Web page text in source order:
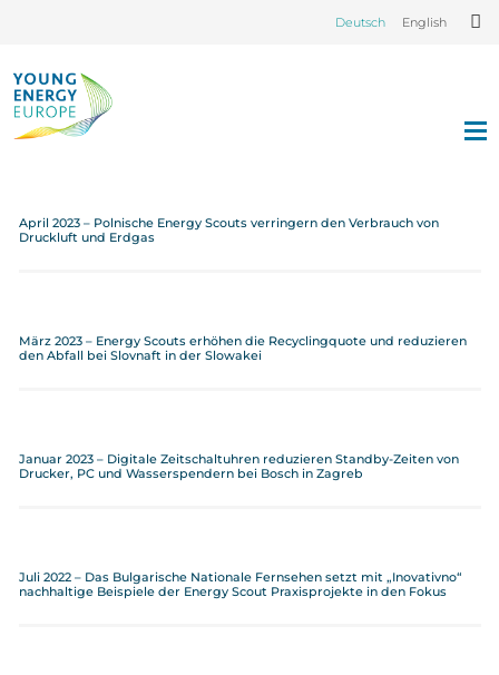
Deutsch English
April 2023 – Polnische Energy Scouts verringern den Verbrauch von
Druckluft und Erdgas
März 2023 – Energy Scouts erhöhen die Recyclingquote und reduzieren
den Abfall bei Slovnaft in der Slowakei
Januar 2023 – Digitale Zeitschaltuhren reduzieren Standby-Zeiten von
Drucker, PC und Wasserspendern bei Bosch in Zagreb
Juli 2022 – Das Bulgarische Nationale Fernsehen setzt mit „Inovativno“
nachhaltige Beispiele der Energy Scout Praxisprojekte in den Fokus